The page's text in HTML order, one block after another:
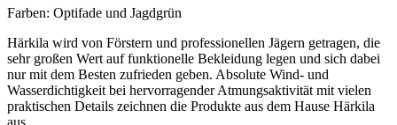
Farben: Optifade und Jagdgrün
Härkila wird von Förstern und professionellen Jägern getragen, die
sehr großen Wert auf funktionelle Bekleidung legen und sich dabei
nur mit dem Besten zufrieden geben. Absolute Wind- und
Wasserdichtigkeit bei hervorragender Atmungsaktivität mit vielen
praktischen Details zeichnen die Produkte aus dem Hause Härkila
aus.